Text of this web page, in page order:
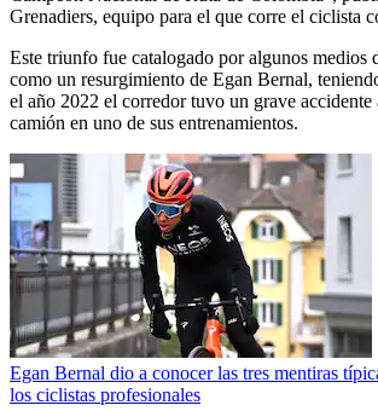
Grenadiers, equipo para el que corre el ciclista
Este triunfo fue catalogado por algunos medios
como un resurgimiento de Egan Bernal,
el año 2022 el corredor tuvo un grave accidente
camión en uno de sus entrenamientos.
Egan Bernal dio a conocer las tres mentiras
los ciclistas profesionales